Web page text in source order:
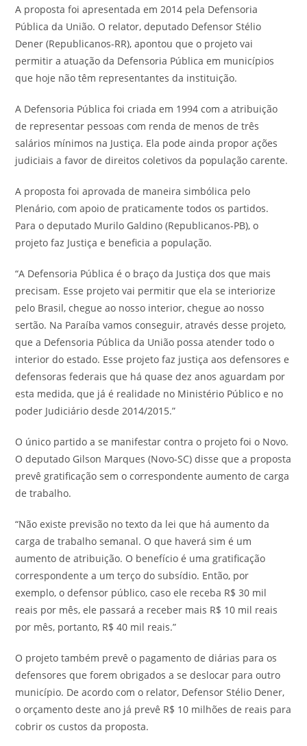
A proposta foi apresentada em 2014 pela Defensoria
Pública da União. O relator, deputado Defensor Stélio
Dener (Republicanos-RR), apontou que o projeto vai
permitir a atuação da Defensoria Pública em municípios
que hoje não têm representantes da instituição.
A Defensoria Pública foi criada em 1994 com a atribuição
de representar pessoas com renda de menos de três
salários mínimos na Justiça. Ela pode ainda propor ações
judiciais a favor de direitos coletivos da população carente.
A proposta foi aprovada de maneira simbólica pelo
Plenário, com apoio de praticamente todos os partidos.
Para o deputado Murilo Galdino (Republicanos-PB), o
projeto faz Justiça e beneficia a população.
“A Defensoria Pública é o braço da Justiça dos que mais
precisam. Esse projeto vai permitir que ela se interiorize
pelo Brasil, chegue ao nosso interior, chegue ao nosso
sertão. Na Paraíba vamos conseguir, através desse projeto,
que a Defensoria Pública da União possa atender todo o
interior do estado. Esse projeto faz justiça aos defensores e
defensoras federais que há quase dez anos aguardam por
esta medida, que já é realidade no Ministério Público e no
poder Judiciário desde 2014/2015.”
O único partido a se manifestar contra o projeto foi o Novo.
O deputado Gilson Marques (Novo-SC) disse que a proposta
prevê gratificação sem o correspondente aumento de carga
de trabalho.
“Não existe previsão no texto da lei que há aumento da
carga de trabalho semanal. O que haverá sim é um
aumento de atribuição. O benefício é uma gratificação
correspondente a um terço do subsídio. Então, por
exemplo, o defensor público, caso ele receba R$ 30 mil
reais por mês, ele passará a receber mais R$ 10 mil reais
por mês, portanto, R$ 40 mil reais.”
O projeto também prevê o pagamento de diárias para os
defensores que forem obrigados a se deslocar para outro
município. De acordo com o relator, Defensor Stélio Dener,
o orçamento deste ano já prevê R$ 10 milhões de reais para
cobrir os custos da proposta.